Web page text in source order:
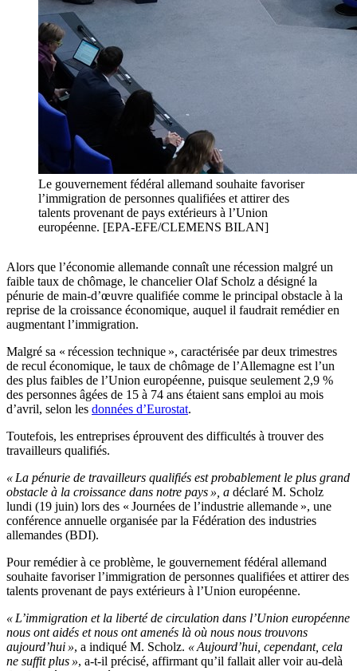
Le gouvernement fédéral allemand souhaite favoriser
l’immigration de personnes qualifiées et attirer des
talents provenant de pays extérieurs à l’Union
européenne. [EPA-EFE/CLEMENS BILAN]
Alors que l’économie allemande connaît une récession malgré un
faible taux de chômage, le chancelier Olaf Scholz a désigné la
pénurie de main-d’œuvre qualifiée comme le principal obstacle à la
reprise de la croissance économique, auquel il faudrait remédier en
augmentant l’immigration.
Malgré sa « récession technique », caractérisée par deux trimestres
de recul économique, le taux de chômage de l’Allemagne est l’un
des plus faibles de l’Union européenne, puisque seulement 2,9 %
des personnes âgées de 15 à 74 ans étaient sans emploi au mois
d’avril, selon les données d’Eurostat.
Toutefois, les entreprises éprouvent des difficultés à trouver des
travailleurs qualifiés.
« La pénurie de travailleurs qualifiés est probablement le plus grand
obstacle à la croissance dans notre pays », a déclaré M. Scholz
lundi (19 juin) lors des « Journées de l’industrie allemande », une
conférence annuelle organisée par la Fédération des industries
allemandes (BDI).
Pour remédier à ce problème, le gouvernement fédéral allemand
souhaite favoriser l’immigration de personnes qualifiées et attirer des
talents provenant de pays extérieurs à l’Union européenne.
« L’immigration et la liberté de circulation dans l’Union européenne
nous ont aidés et nous ont amenés là où nous nous trouvons
aujourd’hui », a indiqué M. Scholz. « Aujourd’hui, cependant, cela
ne suffit plus », a-t-il précisé, affirmant qu’il fallait aller voir au-delà